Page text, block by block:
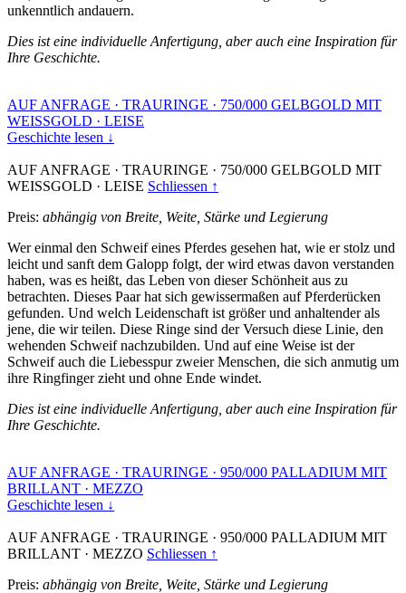
unkenntlich andauern.
Dies ist eine individuelle Anfertigung, aber auch eine Inspiration für
Ihre Geschichte.
AUF ANFRAGE · TRAURINGE · 750/000 GELBGOLD MIT
WEISSGOLD · LEISE
Geschichte lesen ↓
AUF ANFRAGE · TRAURINGE · 750/000 GELBGOLD MIT
WEISSGOLD · LEISE Schliessen ↑
Preis: abhängig von Breite, Weite, Stärke und Legierung
Wer einmal den Schweif eines Pferdes gesehen hat, wie er stolz und
leicht und sanft dem Galopp folgt, der wird etwas davon verstanden
haben, was es heißt, das Leben von dieser Schönheit aus zu
betrachten. Dieses Paar hat sich gewissermaßen auf Pferderücken
gefunden. Und welch Leidenschaft ist größer und anhaltender als
jene, die wir teilen. Diese Ringe sind der Versuch diese Linie, den
wehenden Schweif nachzubilden. Und auf eine Weise ist der
Schweif auch die Liebesspur zweier Menschen, die sich anmutig um
ihre Ringfinger zieht und ohne Ende windet.
Dies ist eine individuelle Anfertigung, aber auch eine Inspiration für
Ihre Geschichte.
AUF ANFRAGE · TRAURINGE · 950/000 PALLADIUM MIT
BRILLANT · MEZZO
Geschichte lesen ↓
AUF ANFRAGE · TRAURINGE · 950/000 PALLADIUM MIT
BRILLANT · MEZZO Schliessen ↑
Preis: abhängig von Breite, Weite, Stärke und Legierung